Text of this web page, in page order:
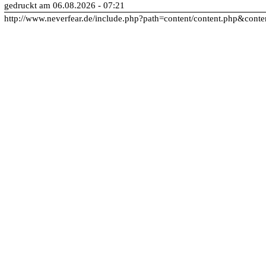
gedruckt am 06.08.2026 - 07:21
http://www.neverfear.de/include.php?path=content/